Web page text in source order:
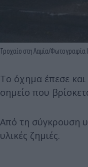
Τροχαίο στη Λαμία/Φωτογραφία
Το όχημα έπεσε και
σημείο που
Από τη σύγκρουση
υλικές ζημιές.